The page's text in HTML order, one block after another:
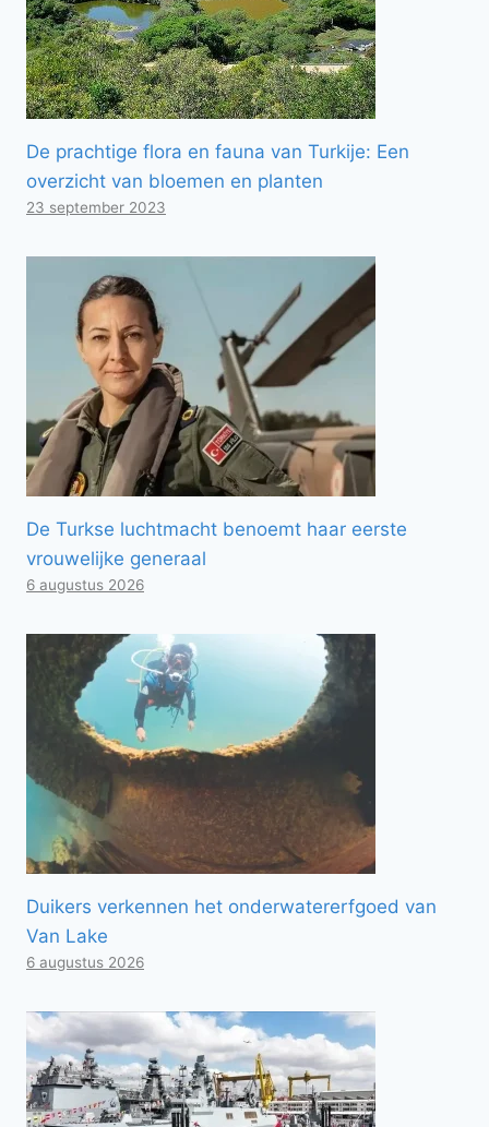
De prachtige flora en fauna van Turkije: Een
overzicht van bloemen en planten
23 september 2023
De Turkse luchtmacht benoemt haar eerste
vrouwelijke generaal
6 augustus 2026
Duikers verkennen het onderwatererfgoed van
Van Lake
6 augustus 2026